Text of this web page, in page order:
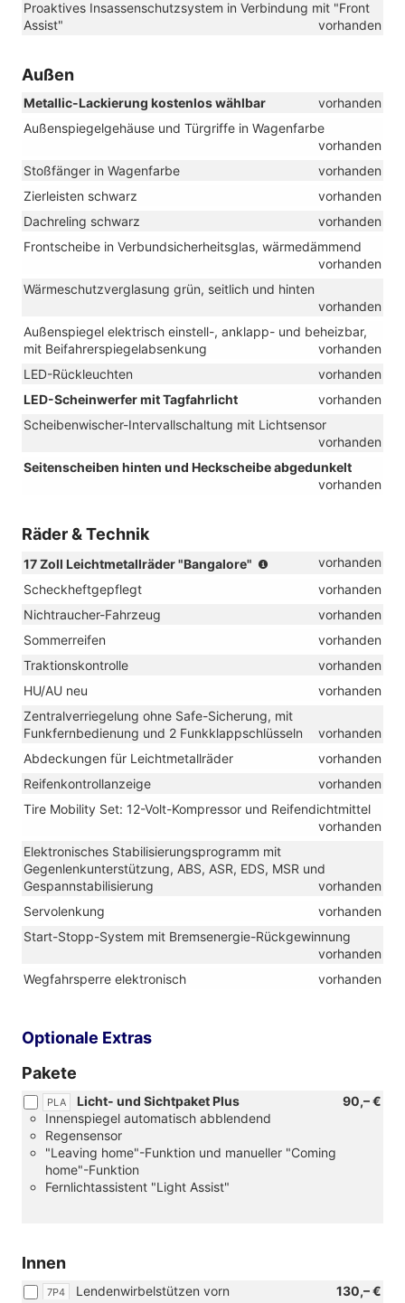
Proaktives Insassenschutzsystem in Verbindung mit "Front
Assist"
vorhanden
Außen
Metallic-Lackierung kostenlos wählbar
vorhanden
Außenspiegelgehäuse und Türgriffe in Wagenfarbe
vorhanden
Stoßfänger in Wagenfarbe
vorhanden
Zierleisten schwarz
vorhanden
Dachreling schwarz
vorhanden
Frontscheibe in Verbundsicherheitsglas, wärmedämmend
vorhanden
Wärmeschutzverglasung grün, seitlich und hinten
vorhanden
Außenspiegel elektrisch einstell-, anklapp- und beheizbar,
mit Beifahrerspiegelabsenkung
vorhanden
LED-Rückleuchten
vorhanden
LED-Scheinwerfer mit Tagfahrlicht
vorhanden
Scheibenwischer-Intervallschaltung mit Lichtsensor
vorhanden
Seitenscheiben hinten und Heckscheibe abgedunkelt
vorhanden
Räder & Technik
17 Zoll Leichtmetallräder "Bangalore"
(Bereifungvorhanden
Scheckheftgepflegt
vorhanden
Nichtraucher-Fahrzeug
vorhanden
Sommerreifen
vorhanden
Traktionskontrolle
vorhanden
HU/AU neu
vorhanden
Zentralverriegelung ohne Safe-Sicherung, mit
Funkfernbedienung und 2 Funkklappschlüsseln
vorhanden
Abdeckungen für Leichtmetallräder
vorhanden
Reifenkontrollanzeige
vorhanden
Tire Mobility Set: 12-Volt-Kompressor und Reifendichtmittel
vorhanden
Elektronisches Stabilisierungsprogramm mit
Gegenlenkunterstützung, ABS, ASR, EDS, MSR und
Gespannstabilisierung
vorhanden
Servolenkung
vorhanden
Start-Stopp-System mit Bremsenergie-Rückgewinnung
vorhanden
Wegfahrsperre elektronisch
vorhanden
Optionale Extras
Pakete
PLA 90,– €
Licht- und Sichtpaket Plus
Innenspiegel automatisch abblendend
Regensensor
"Leaving home"-Funktion und manueller "Coming
home"-Funktion
Fernlichtassistent "Light Assist"
Innen
7P4 130,– €
Lendenwirbelstützen vorn